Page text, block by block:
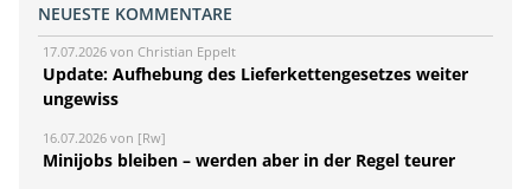
NEUESTE KOMMENTARE
17.07.2026 von Christian Eppelt
Update: Aufhebung des Lieferkettengesetzes weiter
ungewiss
16.07.2026 von [Rw]
Minijobs bleiben – werden aber in der Regel teurer